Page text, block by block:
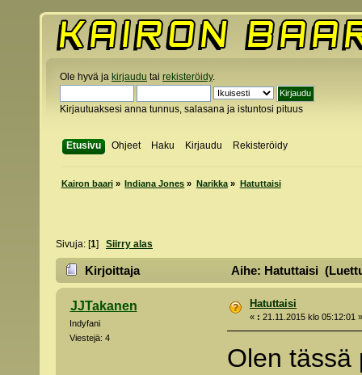
Ole hyvä ja kirjaudu tai rekisteröidy.
Kirjautuaksesi anna tunnus, salasana ja istuntosi pituus
Etusivu Ohjeet Haku Kirjaudu Rekisteröidy
Kairon baari» Indiana Jones » Narikka» Hatuttaisi
Sivuja: [1] Siirry alas
Kirjoittaja Aihe: Hatuttaisi
JJTakanen
Indyfani
Viestejä: 4
Hatuttaisi
« : 21.11.2015 klo 05:12:01
Olen tässä